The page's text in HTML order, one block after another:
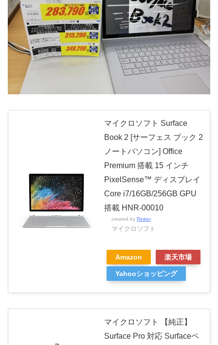
マイクロソフト Surface
Book 2 [サーフェス ブック 2
ノートパソコン] Office
Premium 搭載 15 インチ
PixelSense™ ディスプレイ
Core i7/16GB/256GB GPU
搭載 HNR-00010
created by Rinker
マイクロソフト
Amazon 楽天市場
Yahooショッピング
マイクロソフト 【純正】
Surface Pro 対応 Surfaceペ